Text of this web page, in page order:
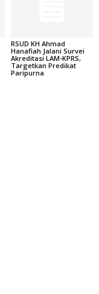
RSUD KH Ahmad
Hanafiah Jalani Survei
Akreditasi LAM-KPRS,
Targetkan Predikat
Paripurna